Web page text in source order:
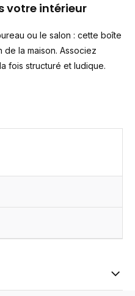
votre intérieur
ou le salon : cette boîte
la maison. Associez
fois structuré et ludique.